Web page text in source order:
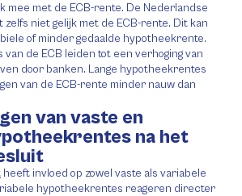
mee met de ECB-rente. De Nederlandse
niet gelijk met de ECB-rente. Dit kan
of minder gedaalde hypotheekrente.
de ECB leiden tot een verhoging van
door banken. Lange hypotheekrentes
van de ECB-rente minder nauw dan
van vaste en
na het
heeft invloed op zowel vaste als variabele
hypotheekrentes reageren directer